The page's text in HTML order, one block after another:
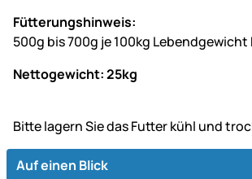
Fütterungshinweis:
500g bis 700g je 100kg Lebendgewicht
Nettogewicht: 25kg
Bitte lagern Sie das Futter kühl und
Auf einen Blick